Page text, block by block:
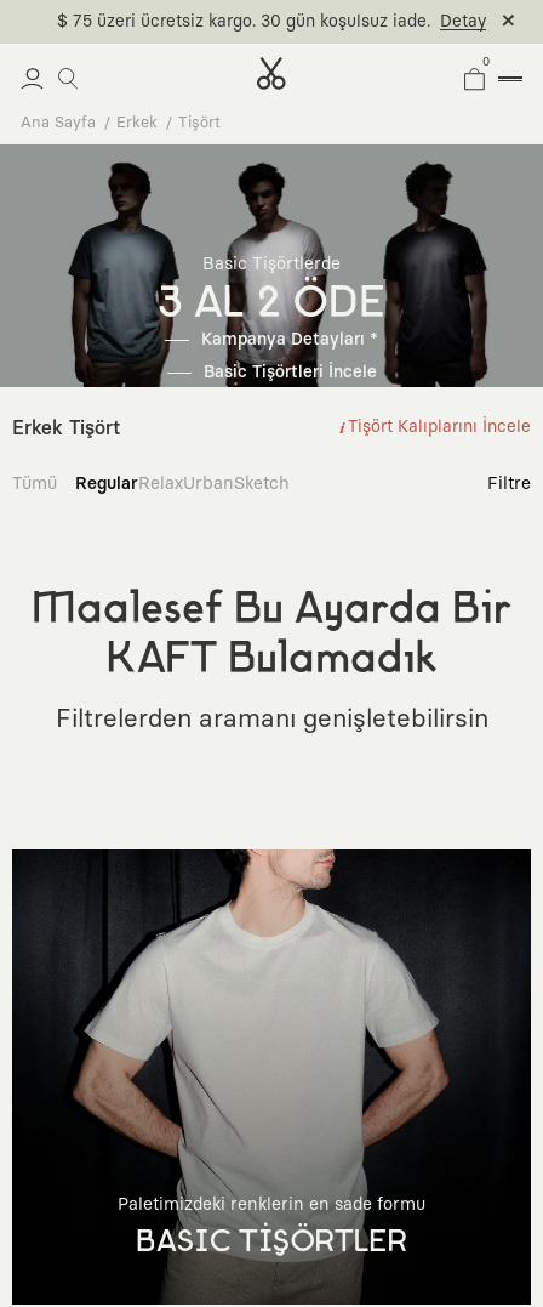
$ 75 üzeri ücretsiz kargo. 30 gün koşulsuz iade. Detay
0
Ana Sayfa Erkek Tişört
Basic Tişörtlerde
3 AL 2 ÖDE
Kampanya Detayları *
Basic Tişörtleri İncele
Erkek Tişört Tişört Kalıplarını İncele
Tümü RegularRelaxUrbanSketch Filtre
Maalesef Bu Ayarda Bir
KAFT Bulamadık
Filtrelerden aramanı genişletebilirsin
Paletimizdeki renklerin en sade formu
BASIC TİŞÖRTLER